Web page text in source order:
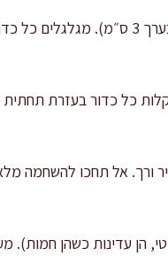
מעט בהיר ורך. אל תחכו
8–10 דקות (זה שלב קריטי, הן